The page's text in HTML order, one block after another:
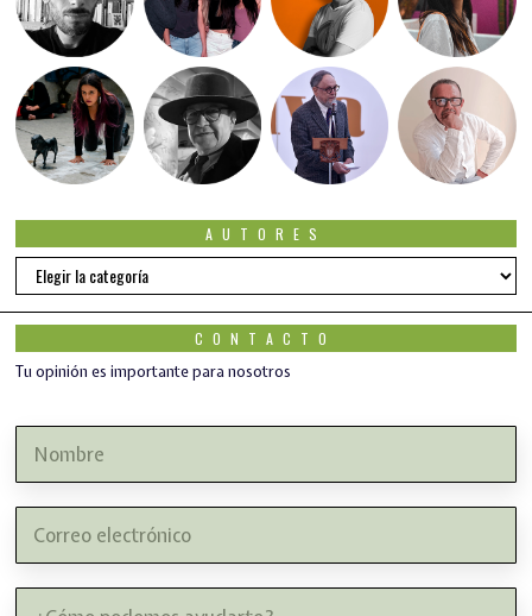
AUTORES
Autores
CONTACTO
Tu opinión es importante para nosotros